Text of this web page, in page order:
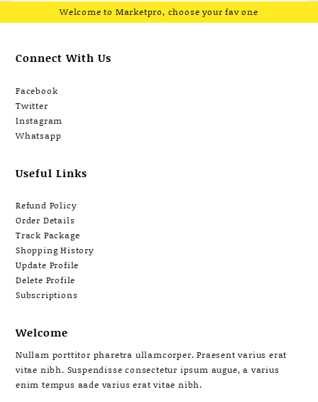
Welcome to Marketpro, choose your fav one
Connect With Us
Facebook
Twitter
Instagram
Whatsapp
Useful Links
Refund Policy
Order Details
Track Package
Shopping History
Update Profile
Delete Profile
Subscriptions
Welcome
Nullam porttitor pharetra ullamcorper. Praesent varius erat
vitae nibh. Suspendisse consectetur ipsum augue, a varius
enim tempus aade varius erat vitae nibh.